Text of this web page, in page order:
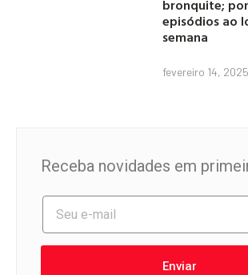
bronquite;
episódios ao
semana
fevereiro 14, 2025
Receba novidades em
Enviar